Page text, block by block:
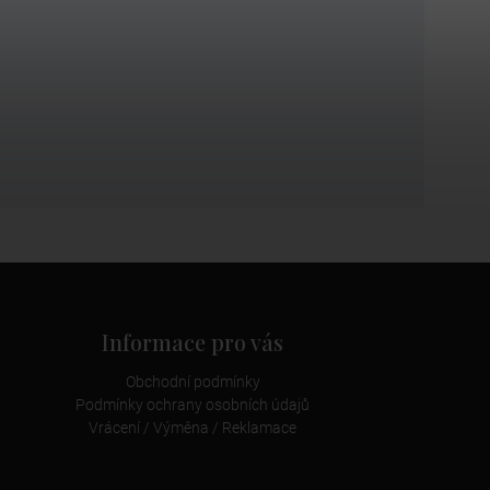
Informace pro vás
Obchodní podmínky
Podmínky ochrany osobních údajů
Vrácení / Výměna / Reklamace